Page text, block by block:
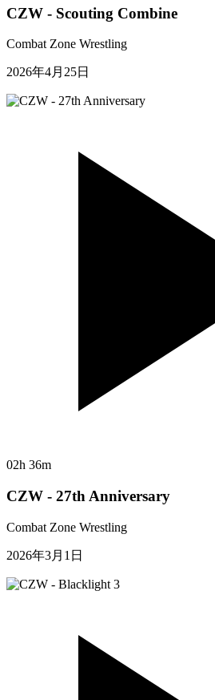
CZW - Scouting Combine
Combat Zone Wrestling
2026年4月25日
02h 36m
CZW - 27th Anniversary
Combat Zone Wrestling
2026年3月1日